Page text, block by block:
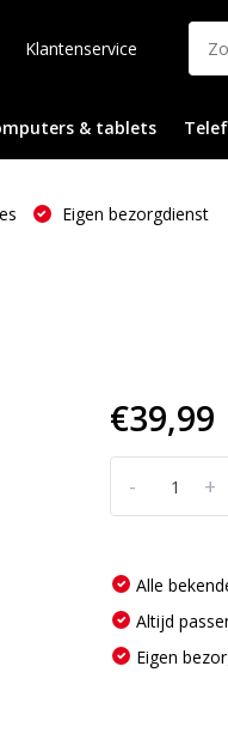
Klantenservice
& tablets
Eigen bezorgdienst
€39,99
+
-
Alle
Altijd
Eigen